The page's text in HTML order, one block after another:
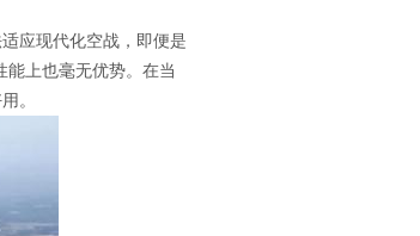
应现代化空战，即便是
能上也毫无优势。在当
。